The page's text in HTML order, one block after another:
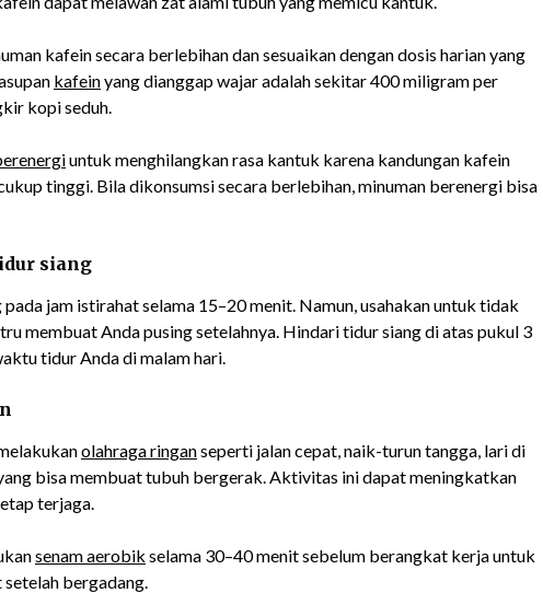
kafein secara berlebihan dan sesuaikan dengan dosis harian yang
kafeinyang dianggap wajar adalah sekitar 400 miligram per
kopi seduh.
untuk menghilangkan rasa kantuk karena kandungan kafein
tinggi. Bila dikonsumsi secara berlebihan, minuman berenergi bisa
siang
jam istirahat selama 15–20 menit. Namun, usahakan untuk tidak
membuat Anda pusing setelahnya. Hindari tidur siang di atas pukul 3
tidur Anda di malam hari.
olahraga ringanseperti jalan cepat, naik-turun tangga, lari di
bisa membuat tubuh bergerak. Aktivitas ini dapat meningkatkan
terjaga.
senam aerobik selama 30–40 menit sebelum berangkat kerja untuk
bergadang.